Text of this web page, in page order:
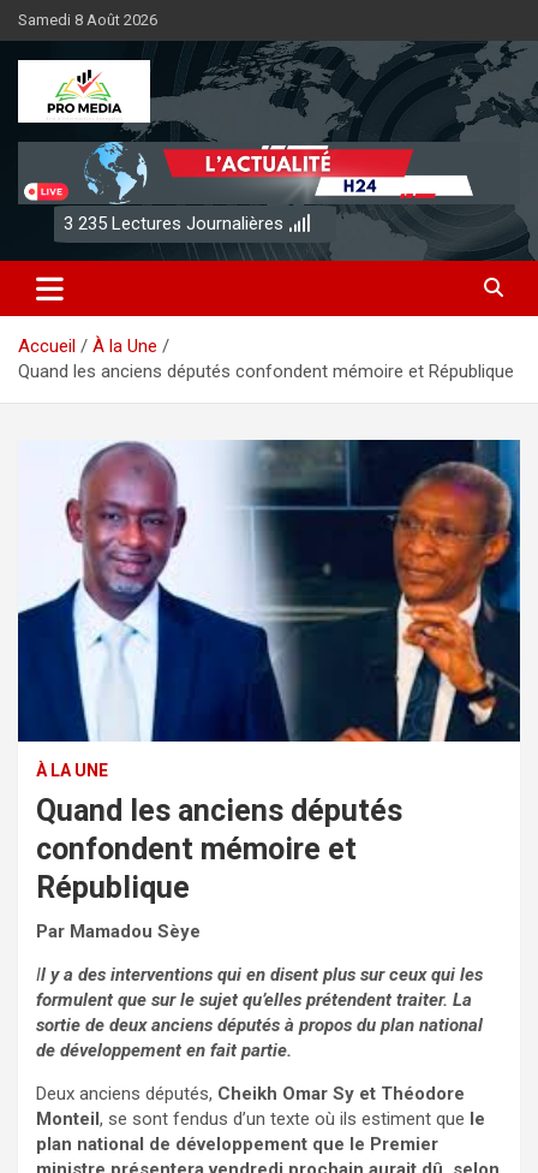
Aller
au
contenu
Samedi 8 Août 2026
Sénégal Promedia
3 235 Lectures Journalières
Accueil
À la Une
Quand les anciens députés confondent mémoire et République
À LA UNE
Quand les anciens députés
confondent mémoire et
République
Par Mamadou Sèye
Il y a des interventions qui en disent plus sur ceux qui les
formulent que sur le sujet qu’elles prétendent traiter. La
sortie de deux anciens députés à propos du plan national
de développement en fait partie.
Deux anciens députés, Cheikh Omar Sy et Théodore
Monteil, se sont fendus d’un texte où ils estiment que le
plan national de développement que le Premier